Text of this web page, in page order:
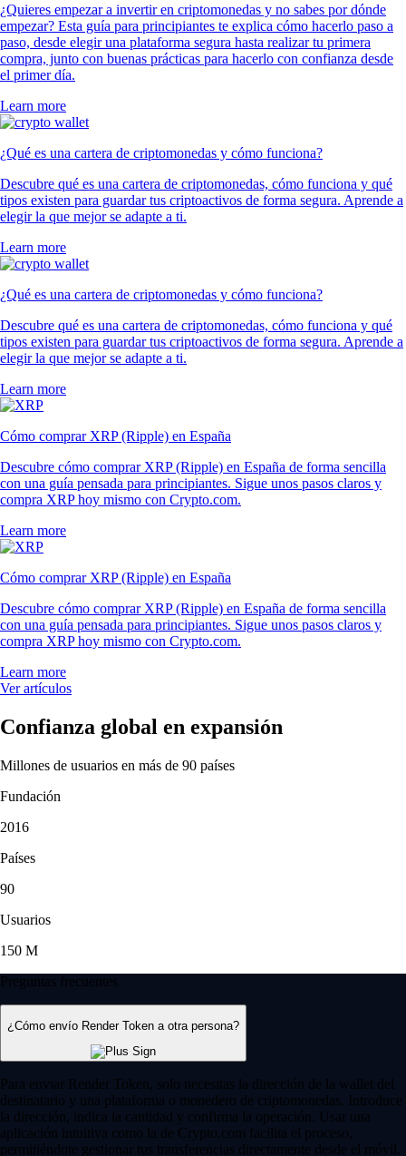
¿Quieres empezar a invertir en criptomonedas y no sabes por dónde
empezar? Esta guía para principiantes te explica cómo hacerlo paso a
paso, desde elegir una plataforma segura hasta realizar tu primera
compra, junto con buenas prácticas para hacerlo con confianza desde
el primer día.
Learn more
¿Qué es una cartera de criptomonedas y cómo funciona?
Descubre qué es una cartera de criptomonedas, cómo funciona y qué
tipos existen para guardar tus criptoactivos de forma segura. Aprende a
elegir la que mejor se adapte a ti.
Learn more
¿Qué es una cartera de criptomonedas y cómo funciona?
Descubre qué es una cartera de criptomonedas, cómo funciona y qué
tipos existen para guardar tus criptoactivos de forma segura. Aprende a
elegir la que mejor se adapte a ti.
Learn more
Cómo comprar XRP (Ripple) en España
Descubre cómo comprar XRP (Ripple) en España de forma sencilla
con una guía pensada para principiantes. Sigue unos pasos claros y
compra XRP hoy mismo con Crypto.com.
Learn more
Cómo comprar XRP (Ripple) en España
Descubre cómo comprar XRP (Ripple) en España de forma sencilla
con una guía pensada para principiantes. Sigue unos pasos claros y
compra XRP hoy mismo con Crypto.com.
Learn more
Ver artículos
Confianza global en expansión
Millones de usuarios en más de 90 países
Fundación
2016
Países
90
Usuarios
150 M
Preguntas frecuentes
¿Cómo envío Render Token a otra persona?
Para enviar Render Token, solo necesitas la dirección de la wallet del
destinatario y una plataforma o monedero de criptomonedas. Introduce
la dirección, indica la cantidad y confirma la operación. Usar una
aplicación intuitiva como la de Crypto.com facilita el proceso,
permitiéndote gestionar tus transferencias directamente desde el móvil.